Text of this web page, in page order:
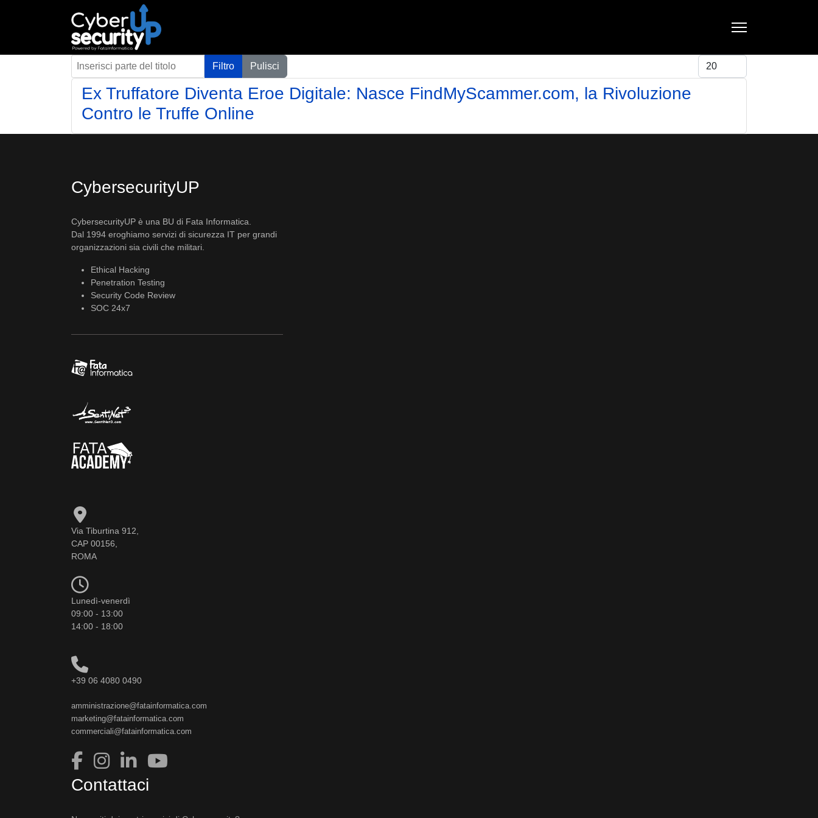
Inserisci parte del titolo Filtro Pulisci Visualizza #
Ex Truffatore Diventa Eroe Digitale: Nasce FindMyScammer.com, la Rivoluzione
Contro le Truffe Online
CybersecurityUP
CybersecurityUP è una BU di Fata Informatica.
Dal 1994 eroghiamo servizi di sicurezza IT per grandi
organizzazioni sia civili che militari.
Ethical Hacking
Penetration Testing
Security Code Review
SOC 24x7
Via Tiburtina 912,
CAP 00156,
ROMA
Lunedì-venerdì
09:00 - 13:00
14:00 - 18:00
+39 06 4080 0490
amministrazione@fatainformatica.com
marketing@fatainformatica.com
commerciali@fatainformatica.com
Contattaci